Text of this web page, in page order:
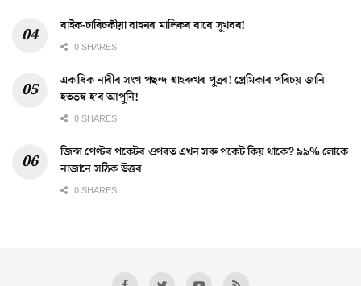
বাইক-চাৰিচকীয়া বাহনৰ মালিকৰ বাবে সুখবৰ!
0 SHARES
একাধিক নাৰীৰ সংগ পছন্দ শ্বাহৰুখৰ পুত্ৰৰ! প্ৰেমিকাৰ পৰিচয় জানি
হতভম্ব হ’ব আপুনি!
0 SHARES
জিন্স পেণ্টৰ পকেটৰ ওপৰত এখন সৰু পকেট কিয় থাকে? ৯৯% লোকে
নাজানে সঠিক উত্তৰ
0 SHARES